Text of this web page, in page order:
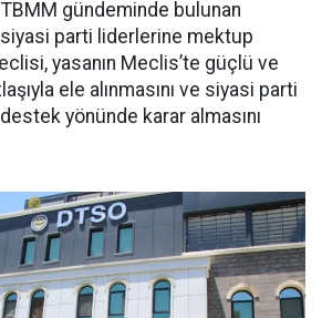
gündeminde bulunan
parti liderlerine mektup
yasanın Meclis’te güçlü ve
ele alınmasını ve siyasi parti
yönünde karar almasını